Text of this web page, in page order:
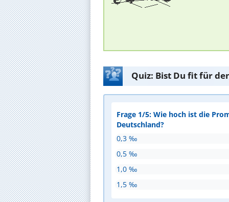
Quiz: Bist Du fit für
Frage 1/5: Wie hoch ist die
Deutschland?
0,3 ‰
0,5 ‰
1,0 ‰
1,5 ‰